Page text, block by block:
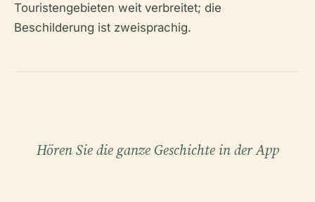
Touristengebieten weit verbreitet; die
Beschilderung ist zweisprachig.
Hören Sie die ganze Geschichte in der App